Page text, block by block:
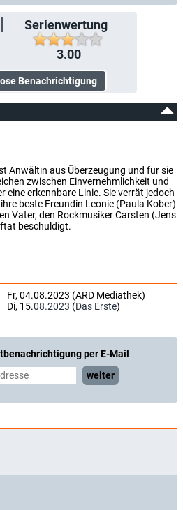
Serienwertung
3.00
Anwältin aus Überzeugung und für sie
zwischen Einvernehmlichkeit und
eine erkennbare Linie. Sie verrät jedoch
beste Freundin Leonie (Paula Kober)
Vater, den Rockmusiker Carsten (Jens
beschuldigt.
Fr, 04.08.2023 (ARD Mediathek)
Di, 15.08.2023 (Das Erste)
per E-Mail
weiter